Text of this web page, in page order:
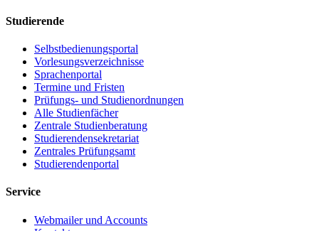
Studierende
Selbstbedienungsportal
Vorlesungsverzeichnisse
Sprachenportal
Termine und Fristen
Prüfungs- und Studienordnungen
Alle Studienfächer
Zentrale Studienberatung
Studierendensekretariat
Zentrales Prüfungsamt
Studierendenportal
Service
Webmailer und Accounts